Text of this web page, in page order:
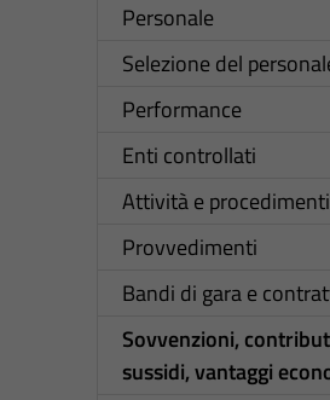
Personale
Selezione del
Performance
Enti controllati
Attività e procedimenti
Provvedimenti
Bandi di gara e
Sovvenzioni,
sussidi, vantaggi